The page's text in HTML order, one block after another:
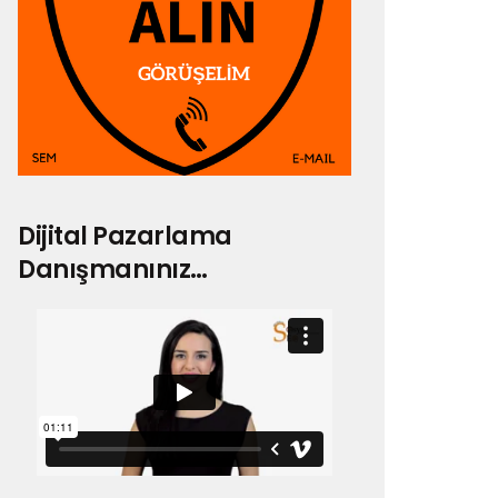
Dijital Pazarlama
Danışmanınız…